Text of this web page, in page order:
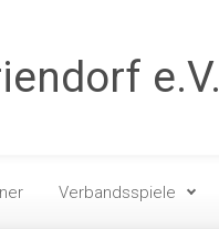
e.V.
Verbandsspiele